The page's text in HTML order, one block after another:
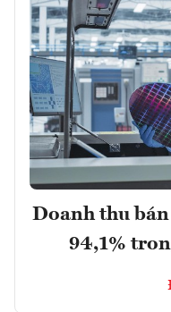
Doanh thu
94,1%